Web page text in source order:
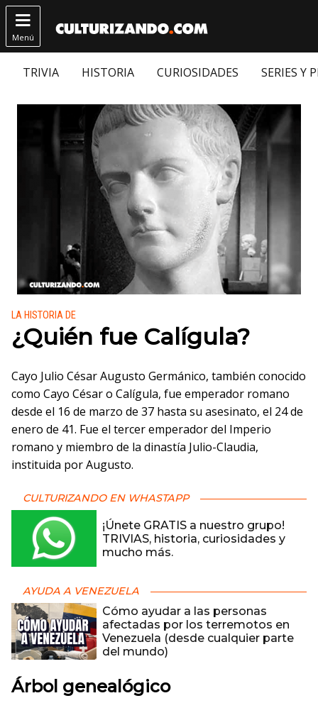

Menú
TRIVIA HISTORIA CURIOSIDADES SERIES Y
Publicado en:
LA HISTORIA DE
¿Quién fue Calígula?
Cayo Julio César Augusto Germánico, también conocido
como Cayo César o Calígula, fue emperador romano
desde el 16 de marzo de 37 hasta su asesinato, el 24 de
enero de 41. Fue el tercer emperador del Imperio
romano y miembro de la dinastía Julio-Claudia,
instituida por Augusto.
CULTURIZANDO EN WHASTAPP
¡Únete GRATIS a nuestro grupo!
TRIVIAS, historia, curiosidades y
mucho más.
AYUDA A VENEZUELA
Cómo ayudar a las personas
afectadas por los terremotos en
Venezuela (desde cualquier parte
del mundo)
Árbol genealógico